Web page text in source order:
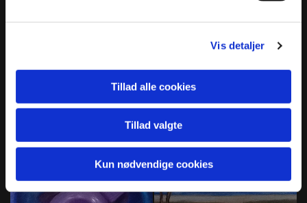
Vis detaljer
Tillad alle cookies
Tillad valgte
Kun nødvendige cookies